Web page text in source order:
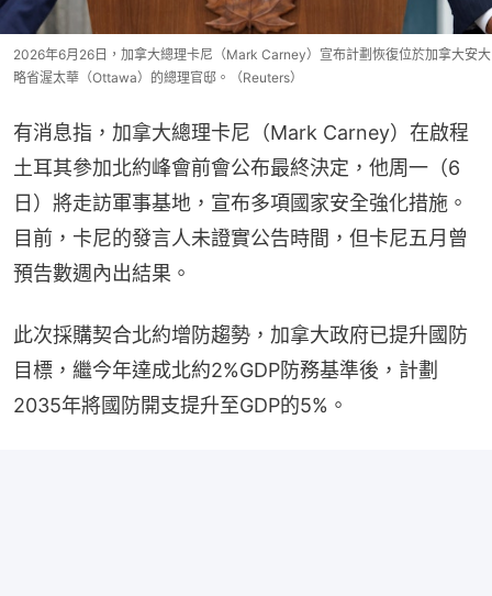
2026年6月26日，加拿大總理卡尼（Mark Carney）宣布計劃恢復位於加拿大安大
略省渥太華（Ottawa）的總理官邸。（Reuters）
有消息指，加拿大總理卡尼（Mark Carney）在啟程
土耳其參加北約峰會前會公布最終決定，他周一（6
日）將走訪軍事基地，宣布多項國家安全強化措施。
目前，卡尼的發言人未證實公告時間，但卡尼五月曾
預告數週內出結果。
此次採購契合北約增防趨勢，加拿大政府已提升國防
目標，繼今年達成北約2%GDP防務基準後，計劃
2035年將國防開支提升至GDP的5%。